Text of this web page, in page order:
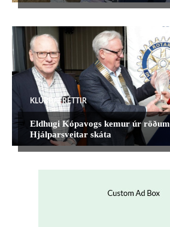
KLÚBBAFRÉTTIR
Eldhugi Kópavogs kemur úr röðum
Hjálparsveitar skáta